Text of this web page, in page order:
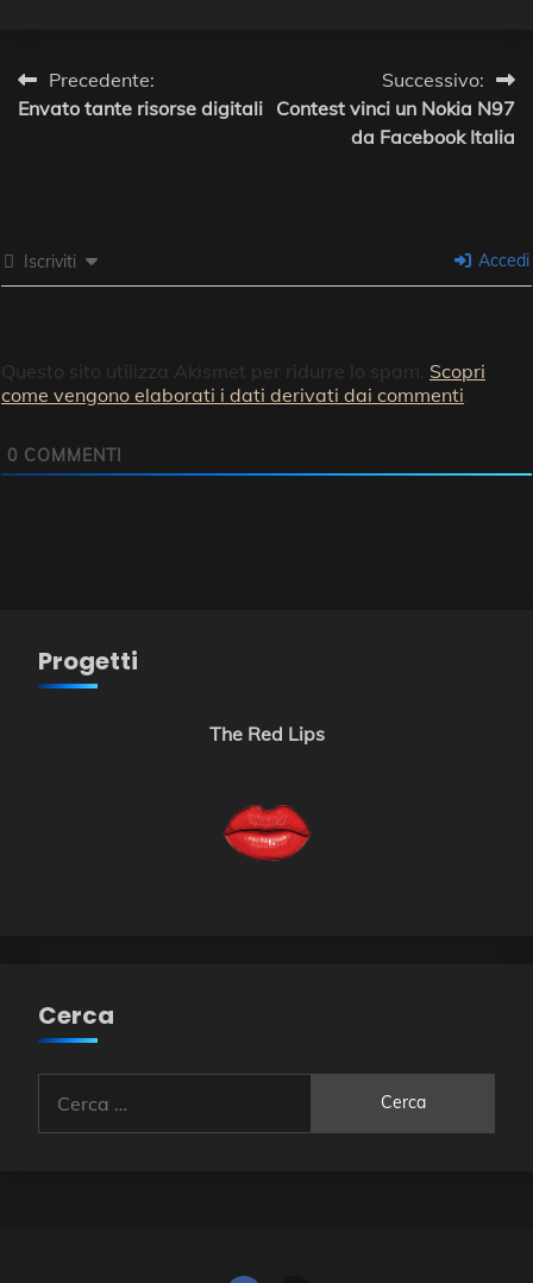
Navigazione
articoli
Precedente:
Envato tante risorse digitali
Successivo:
Contest vinci un Nokia N97
da Facebook Italia
Iscriviti Accedi
Questo sito utilizza Akismet per ridurre lo spam. Scopri
come vengono elaborati i dati derivati dai commenti
0 COMMENTI
Progetti
The Red Lips
Cerca
per: